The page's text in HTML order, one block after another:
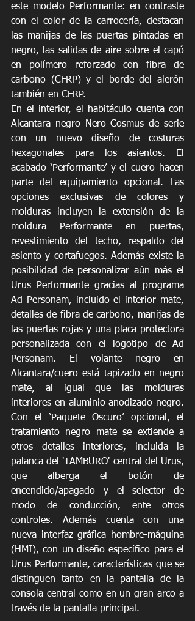
este modelo Performante: en contraste
con el color de la carrocería, destacan
las manijas de las puertas pintadas en
negro, las salidas de aire sobre el capó
en polímero reforzado con fibra de
carbono (CFRP) y el borde del alerón
también en CFRP.
En el interior, el habitáculo cuenta con
Alcantara negro Nero Cosmus de serie
con un nuevo diseño de costuras
hexagonales para los asientos. El
acabado ‘Performante’ y el cuero hacen
parte del equipamiento opcional. Las
opciones exclusivas de colores y
molduras incluyen la extensión de la
moldura Performante en puertas,
revestimiento del techo, respaldo del
asiento y cortafuegos. Además existe la
posibilidad de personalizar aún más el
Urus Performante gracias al programa
Ad Personam, incluido el interior mate,
detalles de fibra de carbono, manijas de
las puertas rojas y una placa protectora
personalizada con el logotipo de Ad
Personam. El volante negro en
Alcantara/cuero está tapizado en negro
mate, al igual que las molduras
interiores en aluminio anodizado negro.
Con el ‘Paquete Oscuro’ opcional, el
tratamiento negro mate se extiende a
otros detalles interiores, incluida la
palanca del 'TAMBURO' central del Urus,
que alberga el botón de
encendido/apagado y el selector de
modo de conducción, ente otros
controles. Además cuenta con una
nueva interfaz gráfica hombre-máquina
(HMI), con un diseño específico para el
Urus Performante, características que se
distinguen tanto en la pantalla de la
consola central como en un gran arco a
través de la pantalla principal.